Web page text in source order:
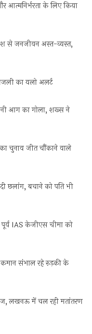
आत्मनिर्भरता के लिए किया
से जनजीवन अस्त-व्यस्त,
का यलो अलर्ट
बनी आग का गोला, शख्स ने
का चुनाव जीत चौंकाने वाले
छलांग, बचाने को पति भी
IAS केजीएस चीमा को
कमान संभाल रहे रुड़की के
लखनऊ में चल रही मतांतरण